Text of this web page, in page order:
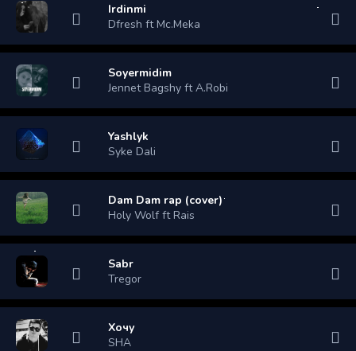
Irdinmi
Dfresh ft Mc.Meka
Soyermidim
Jennet Bagshy ft A.Robi
Yashlyk
Syke Dali
Dam Dam rap (cover)
Holy Wolf ft Rais
Sabr
Tregor
Хочу
SHA